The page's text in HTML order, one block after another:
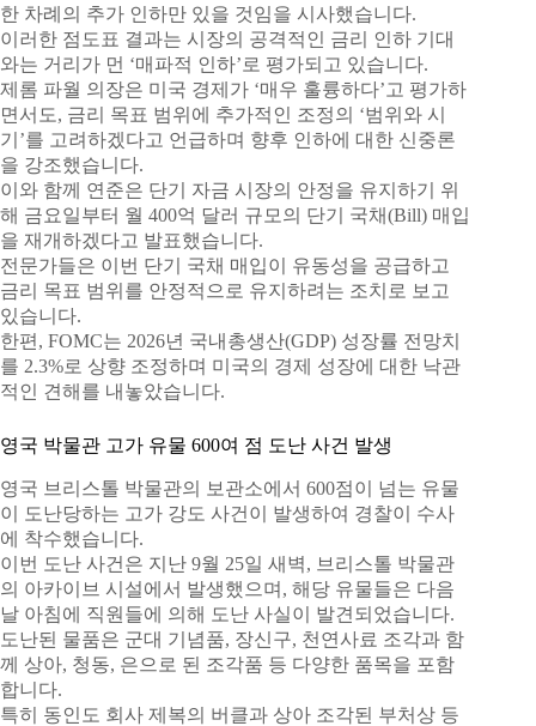
한 차례의 추가 인하만 있을 것임을 시사했습니다.
이러한 점도표 결과는 시장의 공격적인 금리 인하 기대
와는 거리가 먼 ‘매파적 인하’로 평가되고 있습니다.
제롬 파월 의장은 미국 경제가 ‘매우 훌륭하다’고 평가하
면서도, 금리 목표 범위에 추가적인 조정의 ‘범위와 시
기’를 고려하겠다고 언급하며 향후 인하에 대한 신중론
을 강조했습니다.
이와 함께 연준은 단기 자금 시장의 안정을 유지하기 위
해 금요일부터 월 400억 달러 규모의 단기 국채(Bill) 매입
을 재개하겠다고 발표했습니다.
전문가들은 이번 단기 국채 매입이 유동성을 공급하고
금리 목표 범위를 안정적으로 유지하려는 조치로 보고
있습니다.
한편, FOMC는 2026년 국내총생산(GDP) 성장률 전망치
를 2.3%로 상향 조정하며 미국의 경제 성장에 대한 낙관
적인 견해를 내놓았습니다.
영국 박물관 고가 유물 600여 점 도난 사건 발생
영국 브리스톨 박물관의 보관소에서 600점이 넘는 유물
이 도난당하는 고가 강도 사건이 발생하여 경찰이 수사
에 착수했습니다.
이번 도난 사건은 지난 9월 25일 새벽, 브리스톨 박물관
의 아카이브 시설에서 발생했으며, 해당 유물들은 다음
날 아침에 직원들에 의해 도난 사실이 발견되었습니다.
도난된 물품은 군대 기념품, 장신구, 천연사료 조각과 함
께 상아, 청동, 은으로 된 조각품 등 다양한 품목을 포함
합니다.
특히 동인도 회사 제복의 버클과 상아 조각된 부처상 등